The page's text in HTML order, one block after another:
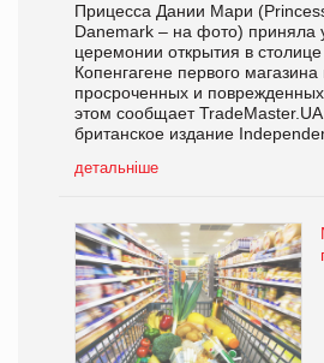
Прицесса Дании Мари
Danemark – на фото) приняла
церемонии открытия в
Копенгагене первого
просроченных и
этом сообщает
британское издание
детальніше